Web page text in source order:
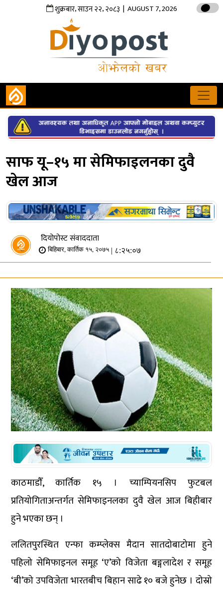
शुक्रबार,साउन२२,२०८३ | AUGUST 7, 2026
साफ यू–१५ मा सेमिफाइलनका दुवै
खेल आज
दियोपोस्ट संवाददाता
बिहिबार, कार्तिक १५, २०७५ | ८:२५:०७
काठमाडौँ, कार्तिक १५ । च्याम्पियनसिप फुटबल
प्रतियोगिताअन्तर्गत सेमिफाइनलका दुवै खेल आज बिहीबार
हुने भएका छन् ।
ललितपुरस्थित एन्फा कम्प्लेक्स मैदान सातदोबाटोमा हुने
पहिलो सेमिफाइनल समूह ‘ए’को विजेता बङ्गलादेश र समूह
‘बी’को उपविजेता भारतबीच बिहान साढे १० बजे हुनेछ । दोस्रो